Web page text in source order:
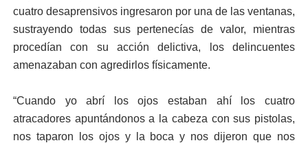
cuatro desaprensivos ingresaron por una de las ventanas,
sustrayendo todas sus pertenecías de valor, mientras
procedían con su acción delictiva, los delincuentes
amenazaban con agredirlos físicamente.
“Cuando yo abrí los ojos estaban ahí los cuatro
atracadores apuntándonos a la cabeza con sus pistolas,
nos taparon los ojos y la boca y nos dijeron que nos